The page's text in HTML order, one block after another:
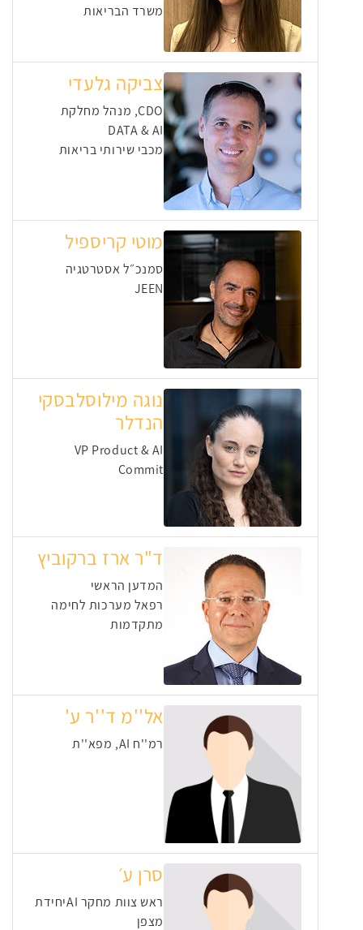
משרד הבריאות
צביקה גלעדי
CDO, מנהל מחלקת
DATA & AI
מכבי שירותי בריאות
מוטי קריספיל
סמנכ״ל אסטרטגיה
JEEN
נוגה מילוסלבסקי
הנדלר
VP Product & AI
Commit
ד"ר ארז ברקוביץ
המדען הראשי
רפאל מערכות לחימה
מתקדמות
אל''מ ד''ר ע'
רמ''ח AI, מפא''ת
סרן ע׳
ראש צוות מחקר AIיחידת
מצפן